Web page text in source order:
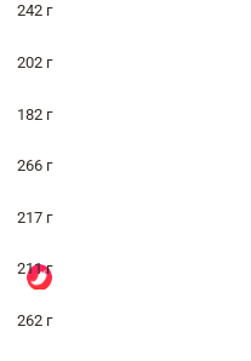
242 г
202 г
182 г
266 г
217 г
211 г
262 г